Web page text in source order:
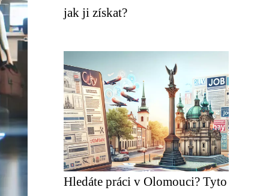
jak ji získat?
Hledáte práci v Olomouci? Tyto